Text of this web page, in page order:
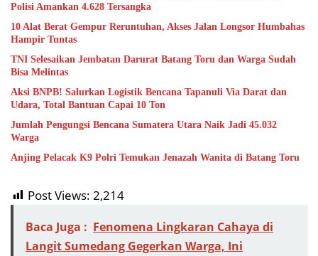
Polisi Amankan 4.628 Tersangka
10 Alat Berat Gempur Reruntuhan, Akses Jalan Longsor Humbahas
Hampir Tuntas
TNI Selesaikan Jembatan Darurat Batang Toru dan Warga Sudah
Bisa Melintas
Aksi BNPB! Salurkan Logistik Bencana Tapanuli Via Darat dan
Udara, Total Bantuan Capai 10 Ton
Jumlah Pengungsi Bencana Sumatera Utara Naik Jadi 45.032
Warga
Anjing Pelacak K9 Polri Temukan Jenazah Wanita di Batang Toru
Post Views: 2,214
Baca Juga : Fenomena Lingkaran Cahaya di
Langit Sumedang Gegerkan Warga, Ini